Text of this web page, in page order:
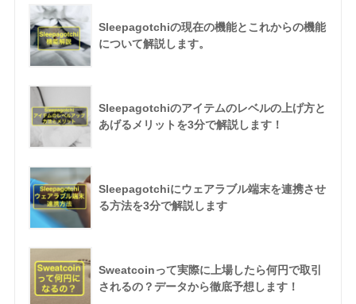
Sleepagotchiの現在の機能とこれからの機能
について解説します。
Sleepagotchiのアイテムのレベルの上げ方と
あげるメリットを3分で解説します！
Sleepagotchiにウェアラブル端末を連携させ
る方法を3分で解説します
Sweatcoinって実際に上場したら何円で取引
されるの？データから徹底予想します！